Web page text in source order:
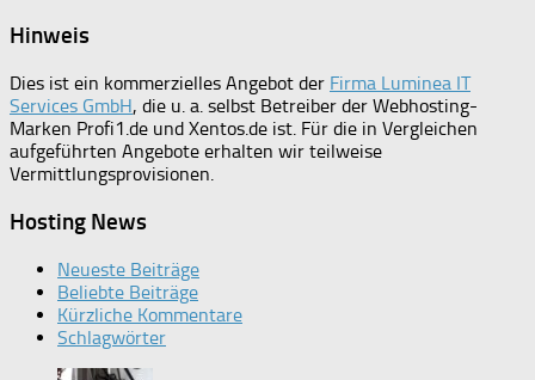
Hinweis
Dies ist ein kommerzielles Angebot der Firma Luminea IT
Services GmbH, die u. a. selbst Betreiber der Webhosting-
Marken Profi1.de und Xentos.de ist. Für die in Vergleichen
aufgeführten Angebote erhalten wir teilweise
Vermittlungsprovisionen.
Hosting News
Neueste Beiträge
Beliebte Beiträge
Kürzliche Kommentare
Schlagwörter